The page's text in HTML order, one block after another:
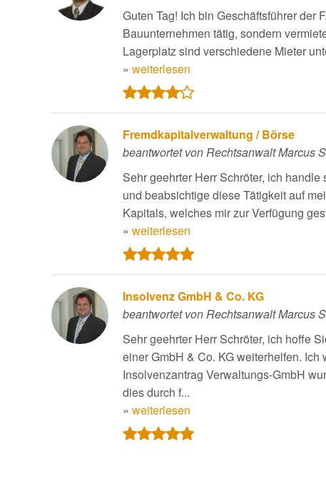
Guten Tag! Ich bin Geschäftsführer der
Bauunternehmen tätig, sondern
Lagerplatz sind verschiedene Mieter
» weiterlesen
Fremdkapitalverwaltung / Börse
beantwortet von Rechtsanwalt Marcus
Sehr geehrter Herr Schröter, ich
und beabsichtige diese Tätigkeit auf
Kapitals, welches mir zur Verfügung
» weiterlesen
Insolvenz GmbH & Co. KG
beantwortet von Rechtsanwalt Marcus
Sehr geehrter Herr Schröter, ich hoffe
einer GmbH & Co. KG weiterhelfen.
Insolvenzantrag Verwaltungs-GmbH
dies durch f...
» weiterlesen